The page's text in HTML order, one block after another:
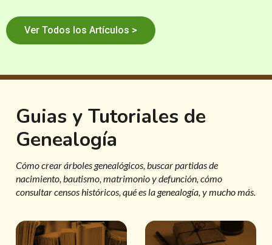
Ver Todos los Artículos >
Guias y Tutoriales de
Genealogía
Cómo crear árboles genealógicos, buscar partidas de
nacimiento, bautismo, matrimonio y defunción, cómo
consultar censos históricos, qué es la genealogía, y mucho más.